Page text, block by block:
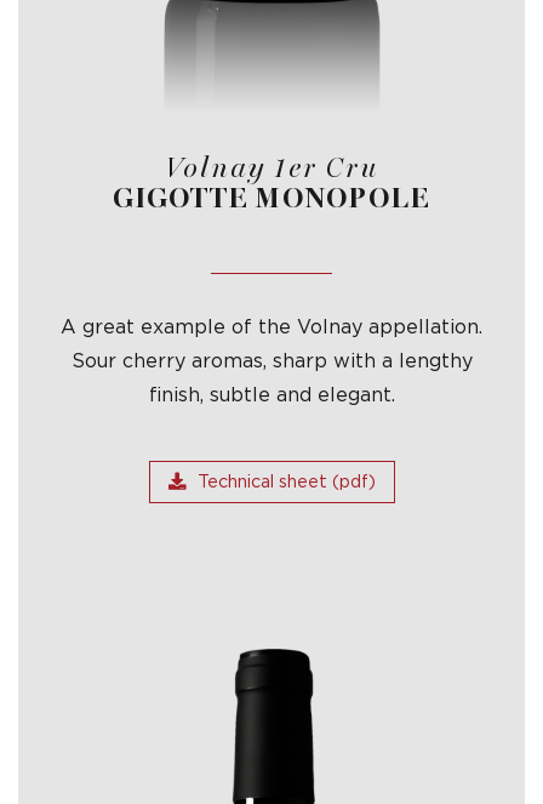
Volnay 1er Cru
GIGOTTE MONOPOLE
A great example of the Volnay appellation.
Sour cherry aromas, sharp with a lengthy
finish, subtle and elegant.
Technical sheet (pdf)